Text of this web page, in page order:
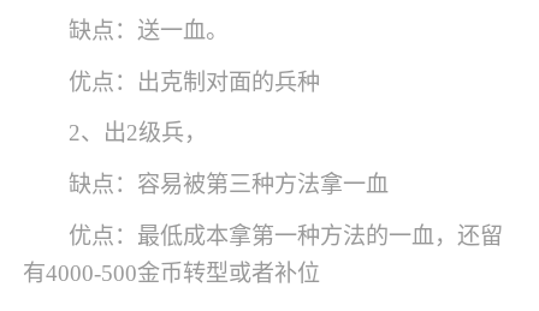
缺点：送一血。
优点：出克制对面的兵种
2、出2级兵，
缺点：容易被第三种方法拿一血
优点：最低成本拿第一种方法的一血，还留
有4000-500金币转型或者补位